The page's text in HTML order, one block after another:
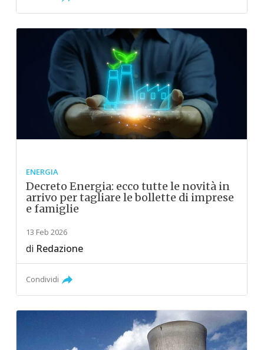
ENERGIA
Decreto Energia: ecco tutte le novità in
arrivo per tagliare le bollette di imprese
e famiglie
13 Feb 2026
di Redazione
Condividi